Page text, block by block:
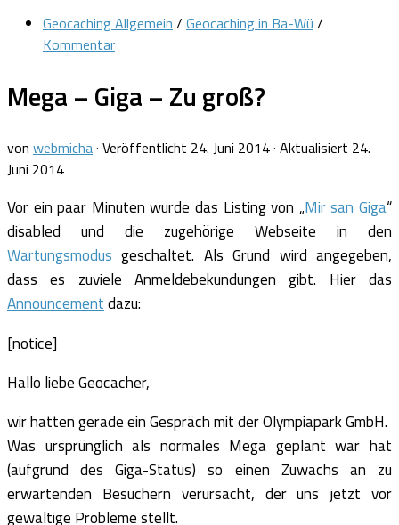
Geocaching Allgemein / Geocaching in Ba-Wü /
Kommentar
Mega – Giga – Zu groß?
von webmicha· Veröffentlicht 24. Juni 2014· Aktualisiert 24.
Juni 2014
Vor ein paar Minuten wurde das Listing von „Mir san Giga“
disabled und die zugehörige Webseite in den
Wartungsmodus geschaltet. Als Grund wird angegeben,
dass es zuviele Anmeldebekundungen gibt. Hier das
Announcementdazu:
[notice]
Hallo liebe Geocacher,
wir hatten gerade ein Gespräch mit der Olympiapark GmbH.
Was ursprünglich als normales Mega geplant war hat
(aufgrund des Giga-Status) so einen Zuwachs an zu
erwartenden Besuchern verursacht, der uns jetzt vor
gewaltige Probleme stellt.